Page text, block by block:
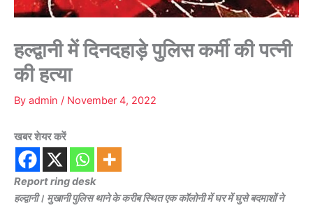
हल्द्वानी में दिनदहाड़े पुलिस कर्मी की पत्नी
की हत्या
By admin / November 4, 2022
खबर शेयर करें
Report ring desk
हल्द्वानी। मुखानी पुलिस थाने के करीब स्थित एक कॉलोनी में घर में घुसे बदमाशों ने